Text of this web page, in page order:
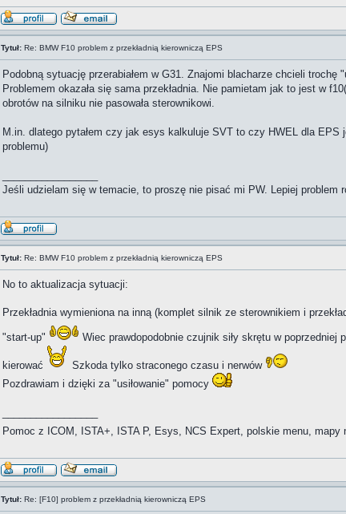
Tytuł: Re: BMW F10 problem z przekładnią kierowniczą EPS
Podobną sytuację przerabiałem w G31. Znajomi blacharze chcieli
Problemem okazała się sama przekładnia. Nie pamietam jak to jest w
obrotów na silniku nie pasowała sterownikowi.
M.in. dlatego pytałem czy jak esys kalkuluje SVT to czy HWEL dla
problemu)
Jeśli udzielam się w temacie, to proszę nie pisać mi PW. Lepiej
Tytuł: Re: BMW F10 problem z przekładnią kierowniczą EPS
No to aktualizacja sytuacji:
Przekładnia wymieniona na inną (komplet silnik ze sterownikiem i
"start-up" Wiec prawdopodobnie czujnik siły skrętu w poprzedniej
kierować
Szkoda tylko straconego czasu i nerwów
Pozdrawiam i dzięki za "usiłowanie" pomocy
Pomoc z ICOM, ISTA+, ISTA P, Esys, NCS Expert, polskie menu,
Tytuł: Re: [F10] problem z przekładnią kierowniczą EPS